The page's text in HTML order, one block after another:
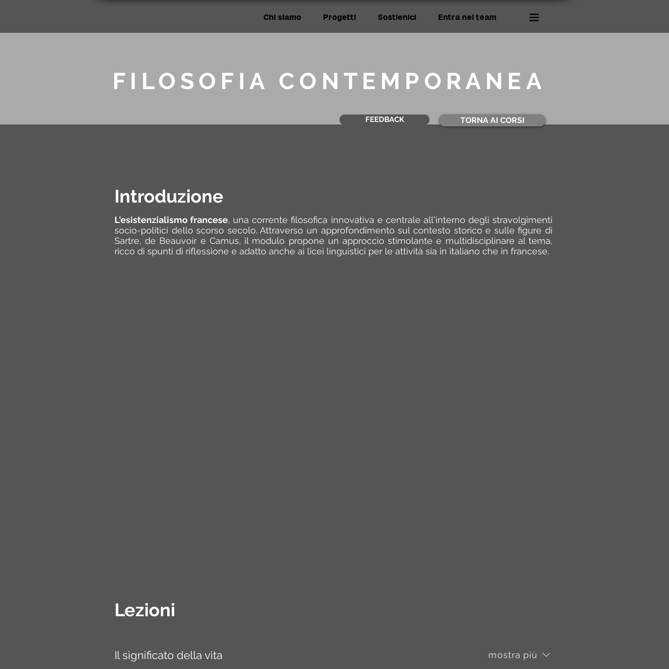
Chi siamo Progetti Sostienici Entra nel team
FILOSOFIA CONTEMPORANEA
TORNA AI CORSI
FEEDBACK
Introduzione
L'esistenzialismo francese, una corrente filosofica innovativa e centrale all'interno degli stravolgimenti
socio-politici dello scorso secolo. Attraverso un approfondimento sul contesto storico e sulle figure di
Sartre, de Beauvoir e Camus, il modulo propone un approccio stimolante e multidisciplinare al tema,
ricco di spunti di riflessione e adatto anche ai licei linguistici per le attività sia in italiano che in francese.
Lezioni
Il significato della vita mostra più